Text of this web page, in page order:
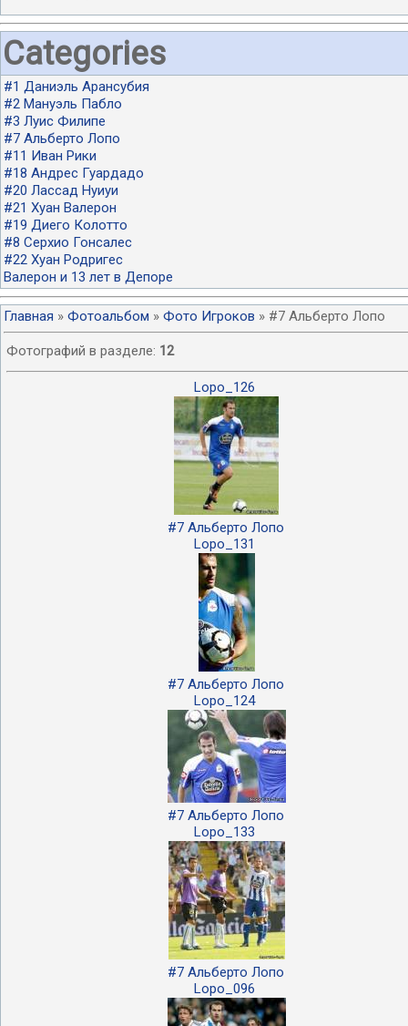
Categories
#1 Даниэль Арансубия
#2 Мануэль Пабло
#3 Луис Филипе
#7 Альберто Лопо
#11 Иван Рики
#18 Андрес Гуардадо
#20 Лассад Нуиуи
#21 Хуан Валерон
#19 Диего Колотто
#8 Серхио Гонсалес
#22 Хуан Родригес
Валерон и 13 лет в Депоре
Главная » Фотоальбом » Фото Игроков » #7 Альберто Лопо
Фотографий в разделе: 12
Lopo_126
#7 Альберто Лопо
Lopo_131
#7 Альберто Лопо
Lopo_124
#7 Альберто Лопо
Lopo_133
#7 Альберто Лопо
Lopo_096